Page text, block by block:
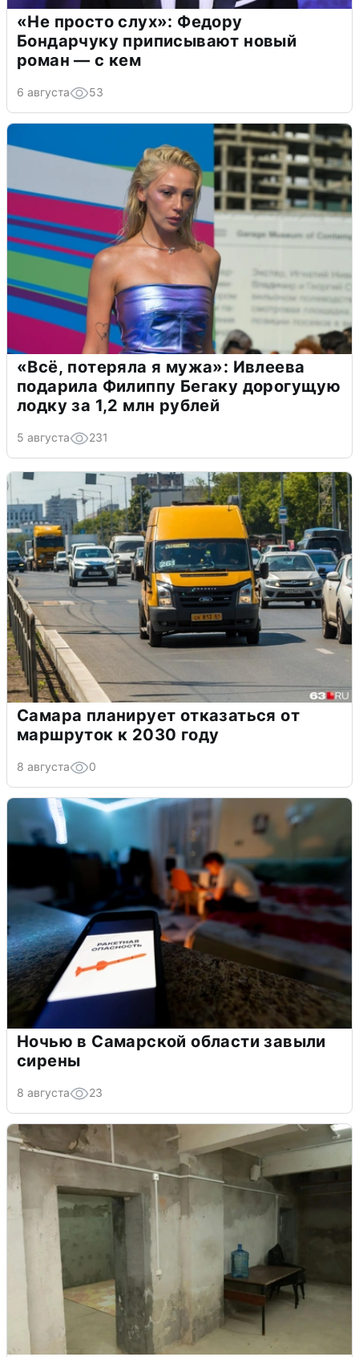
«Не просто слух»: Федору
Бондарчуку приписывают новый
роман — с кем
6 августа 53
«Всё, потеряла я мужа»: Ивлеева
подарила Филиппу Бегаку дорогущую
лодку за 1,2 млн рублей
5 августа 231
Самара планирует отказаться от
маршруток к 2030 году
8 августа 0
Ночью в Самарской области завыли
сирены
8 августа 23